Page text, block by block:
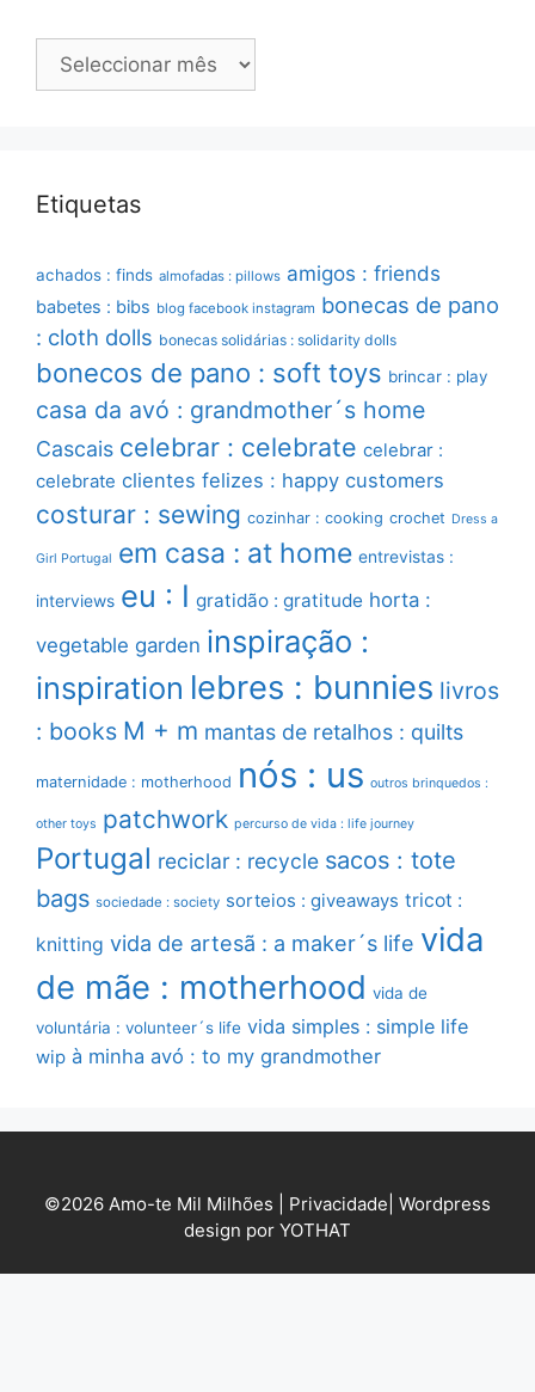
Arquivo
Etiquetas
achados : finds almofadas : pillows amigos : friends
babetes : bibs blog facebook instagram bonecas de pano
: cloth dolls bonecas solidárias : solidarity dolls
bonecos de pano : soft toys brincar : play
casa da avó : grandmother´s home
Cascais celebrar : celebrate celebrar :
celebrate clientes felizes : happy customers
costurar : sewing cozinhar : cooking crochet Dress a
Girl Portugal em casa : at home entrevistas :
interviews eu : I gratidão : gratitude horta :
vegetable garden inspiração :
inspiration lebres : bunnies livros
: books M + m mantas de retalhos : quilts
maternidade : motherhood nós : us outros brinquedos :
other toys patchwork percurso de vida : life journey
Portugal reciclar : recycle sacos : tote
bags sociedade : society sorteios : giveaways tricot :
knitting vida de artesã : a maker´s life vida
de mãe : motherhood vida de
voluntária : volunteer´s life vida simples : simple life
wip à minha avó : to my grandmother
©2026 Amo-te Mil Milhões | Privacidade Wordpress
design por YOTHAT